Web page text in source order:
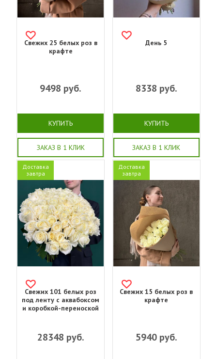
Свежих 25 белых роз в
крафте
9498 руб.
КУПИТЬ
ЗАКАЗ В 1 КЛИК
День 5
8338 руб.
КУПИТЬ
ЗАКАЗ В 1 КЛИК
Доставка
завтра
Свежих 101 белых роз
под ленту с аквабоксом
и коробкой-переноской
28348 руб.
Доставка
завтра
Свежих 15 белых роз в
крафте
5940руб.